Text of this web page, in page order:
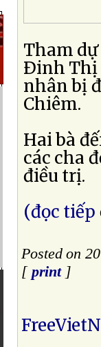
Tham
Ðinh Thị
nhân bị
Chiêm.
Hai bà
các cha
điều trị.
(đọc tiếp
Posted on
[ print]